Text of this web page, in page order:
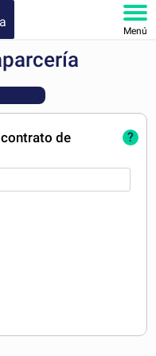
Menú
de
?